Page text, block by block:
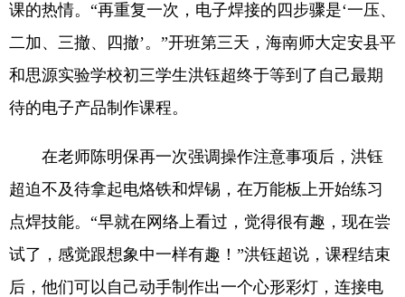
课的热情。“再重复一次，电子焊接的四步骤是‘一压、
二加、三撤、四撤’。”开班第三天，海南师大定安县平
和思源实验学校初三学生洪钰超终于等到了自己最期
待的电子产品制作课程。
在老师陈明保再一次强调操作注意事项后，洪钰
超迫不及待拿起电烙铁和焊锡，在万能板上开始练习
点焊技能。“早就在网络上看过，觉得很有趣，现在尝
试了，感觉跟想象中一样有趣！”洪钰超说，课程结束
后，他们可以自己动手制作出一个心形彩灯，连接电